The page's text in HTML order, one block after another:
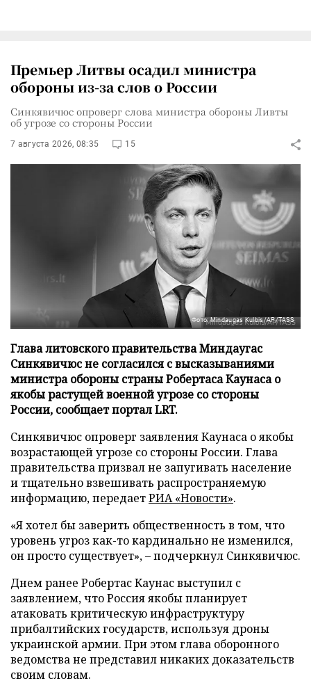
Премьер Литвы осадил министра
обороны из-за слов о России
Синкявичюс опроверг слова министра обороны Ливты
об угрозе со стороны России
7 августа 2026, 08:35 15
Фото: Mindaugas Kulbis/AP/TASS
Глава литовского правительства Миндаугас
Синкявичюс не согласился с высказываниями
министра обороны страны Робертаса Каунаса о
якобы растущей военной угрозе со стороны
России, сообщает портал LRT.
Синкявичюс опроверг заявления Каунаса о якобы
возрастающей угрозе со стороны России. Глава
правительства призвал не запугивать население
и тщательно взвешивать распространяемую
информацию, передаетРИА «Новости».
«Я хотел бы заверить общественность в том, что
уровень угроз как-то кардинально не изменился,
он просто существует», – подчеркнул Синкявичюс.
Днем ранее Робертас Каунас выступил с
заявлением, что Россия якобы планирует
атаковать критическую инфраструктуру
прибалтийских государств, используя дроны
украинской армии. При этом глава оборонного
ведомства не представил никаких доказательств
своим словам.